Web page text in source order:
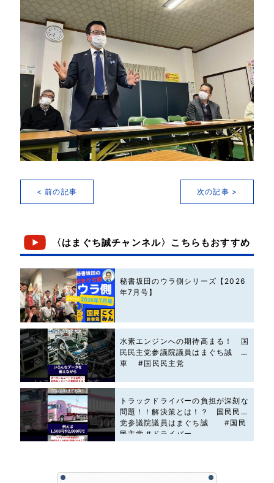
< 前の記事 次の記事 >
〈はまぐち誠チャンネル〉こちらもおすすめ
秘書坂田のウラ側シリーズ【2026
年7月号】
水素エンジンへの期待高まる！ 国
民民主党参議院議員はまぐち誠 #
車 #国民民主党
トラックドライバーの負担が深刻な
問題！！解決策とは！？ 国民民主
党参議院議員はまぐち誠 #国民
民主党 #ドライバー